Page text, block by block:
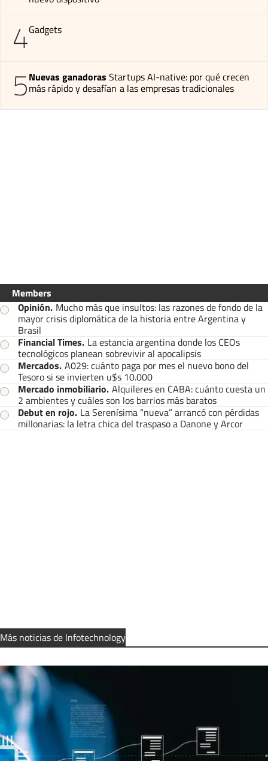
4Gadgets
5Nuevas ganadoras Startups AI-native: por qué crecen
más rápido y desafían a las empresas tradicionales
Members
Opinión. Mucho más que insultos: las razones de fondo de la
mayor crisis diplomática de la historia entre Argentina y
Brasil
Financial Times. La estancia argentina donde los CEOs
tecnológicos planean sobrevivir al apocalipsis
Mercados. A029: cuánto paga por mes el nuevo bono del
Tesoro si se invierten u$s 10.000
Mercado inmobiliario. Alquileres en CABA: cuánto cuesta un
2 ambientes y cuáles son los barrios más baratos
Debut en rojo. La Serenísima “nueva” arrancó con pérdidas
millonarias: la letra chica del traspaso a Danone y Arcor
Más noticias de Infotechnology